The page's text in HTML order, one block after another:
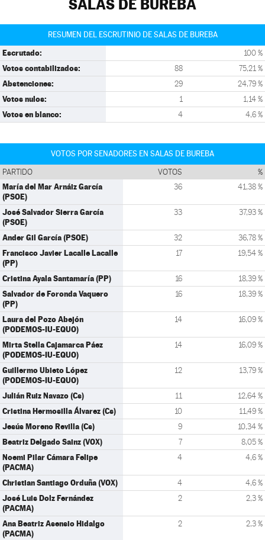
SALAS DE BUREBA
RESUMEN DEL ESCRUTINIO DE SALAS DE BUREBA
Escrutado: 100 %
Votos contabilizados: 88 75,21 %
Abstenciones: 29 24,79 %
Votos nulos: 1 1,14 %
Votos en blanco: 4 4,6 %
VOTOS POR SENADORES EN SALAS DE BUREBA
PARTIDO VOTOS %
María del Mar Arnáiz García
(PSOE)
36 41,38 %
José Salvador Sierra García
(PSOE)
33 37,93 %
Ander Gil García (PSOE) 32 36,78 %
Francisco Javier Lacalle Lacalle
(PP)
17 19,54 %
Cristina Ayala Santamaría (PP) 16 18,39 %
Salvador de Foronda Vaquero
(PP)
16 18,39 %
Laura del Pozo Abejón
(PODEMOS-IU-EQUO)
14 16,09 %
Mirta Stella Cajamarca Páez
(PODEMOS-IU-EQUO)
14 16,09 %
Guillermo Ubieto López
(PODEMOS-IU-EQUO)
12 13,79 %
Julián Ruiz Navazo (Cs) 11 12,64 %
Cristina Hermosilla Álvarez (Cs) 10 11,49 %
Jesús Moreno Revilla (Cs) 9 10,34 %
Beatriz Delgado Sainz (VOX) 7 8,05 %
Noemi Pilar Cámara Felipe
(PACMA)
4 4,6 %
Christian Santiago Orduña (VOX) 4 4,6 %
José Luis Dolz Fernández
(PACMA)
2 2,3 %
Ana Beatriz Asensio Hidalgo
(PACMA)
2 2,3 %